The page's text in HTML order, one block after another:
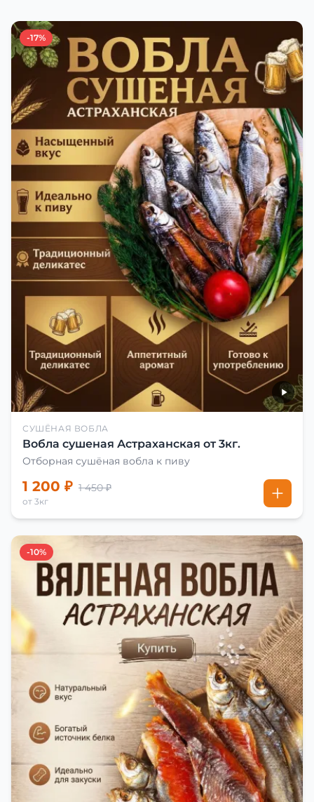
-17%
СУШЁНАЯ ВОБЛА
Вобла сушеная Астраханская от 3кг.
Отборная сушёная вобла к пиву
1 200 ₽ 1 450 ₽
от 3кг
-10%